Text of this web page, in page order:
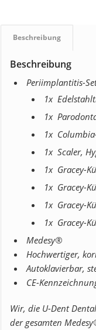
Beschreibung
Beschreibung
Periimplantitis-
1x
1x
1x
1x Scaler,
1x Gracey-
1x Gracey-
1x Gracey-
1x Gracey-
Medesy®
Hochwertiger,
Autoklavierbar,
CE-
Wir, die U-Dent
der gesamten